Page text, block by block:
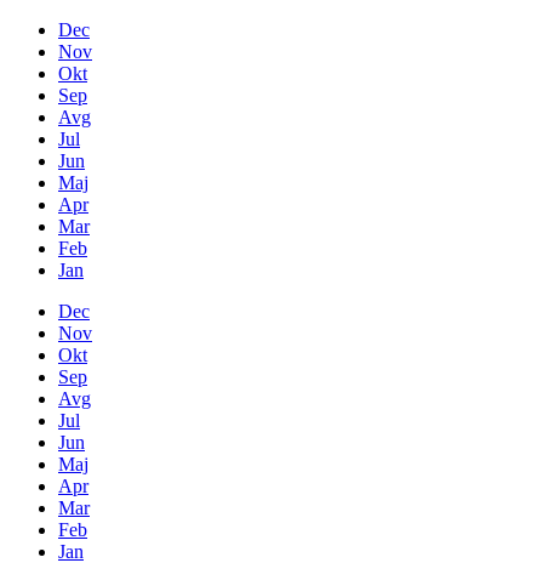
Dec
Nov
Okt
Sep
Avg
Jul
Jun
Maj
Apr
Mar
Feb
Jan
Dec
Nov
Okt
Sep
Avg
Jul
Jun
Maj
Apr
Mar
Feb
Jan